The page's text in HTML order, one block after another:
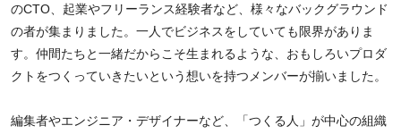
のCTO、起業やフリーランス経験者など、様々なバックグラウンド
の者が集まりました。一人でビジネスをしていても限界がありま
す。仲間たちと一緒だからこそ生まれるような、おもしろいプロダ
クトをつくっていきたいという想いを持つメンバーが揃いました。
編集者やエンジニア・デザイナーなど、「つくる人」が中心の組織